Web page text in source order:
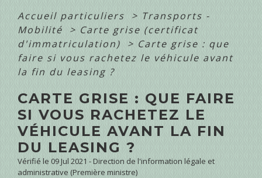
Accueil particuliers > Transports -
Mobilité
> Carte grise (certificat
d'immatriculation)
> Carte grise : que
faire si vous rachetez le véhicule avant
la fin du leasing ?
CARTE GRISE : QUE FAIRE
SI VOUS RACHETEZ LE
VÉHICULE AVANT LA FIN
DU LEASING ?
Vérifié le 09 Jul 2021 - Direction de l'information légale et
administrative (Première ministre)